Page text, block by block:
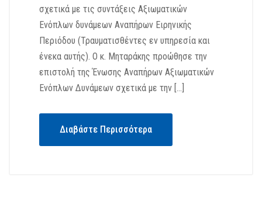
σχετικά με τις συντάξεις Αξιωματικών
Ενόπλων δυνάμεων Αναπήρων Ειρηνικής
Περιόδου (Τραυματισθέντες εν υπηρεσία και
ένεκα αυτής). Ο κ. Μηταράκης προώθησε την
επιστολή της Ένωσης Αναπήρων Αξιωματικών
Ενόπλων Δυνάμεων σχετικά με την […]
Διαβάστε Περισσότερα